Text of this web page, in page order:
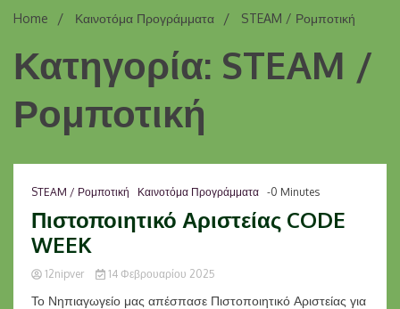
Home Καινοτόμα Προγράμματα STEAM / Ρομποτική
Κατηγορία: STEAM /
Ρομποτική
STEAM / Ρομποτική Καινοτόμα Προγράμματα -0 Minutes
Πιστοποιητικό Αριστείας CODE
WEEK
12nipver 14 Φεβρουαρίου 2025
Το Νηπιαγωγείο μας απέσπασε Πιστοποιητικό Αριστείας για